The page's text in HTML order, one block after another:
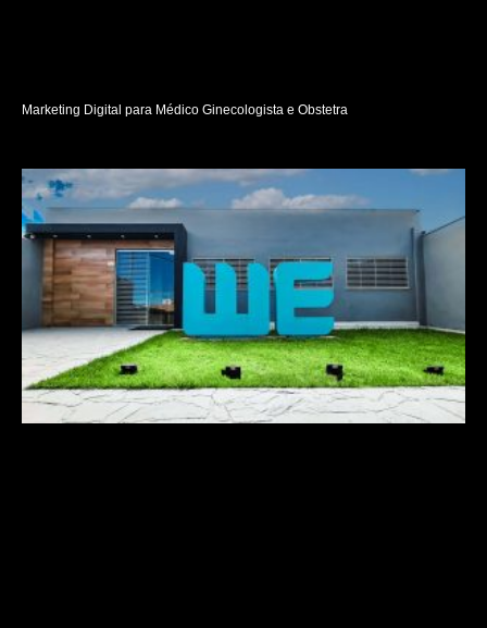
Marketing Digital para Médico Ginecologista e Obstetra